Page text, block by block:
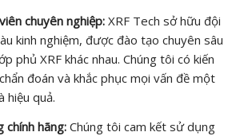
chuyên nghiệp: XRF Tech sở hữu đội
kinh nghiệm, được đào tạo chuyên sâu
phủ XRF khác nhau. Chúng tôi có kiến
đoán và khắc phục mọi vấn đề một
hiệu quả.
chính hãng: Chúng tôi cam kết sử dụng